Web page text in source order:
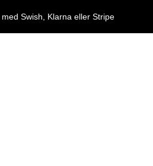
Swish, Klarna eller Stripe